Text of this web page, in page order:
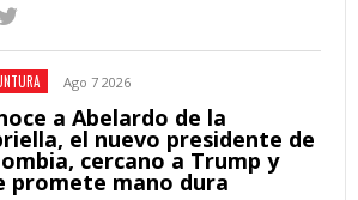
Ago 7 2026
a Abelardo de la
el nuevo presidente de
cercano a Trump y
promete mano dura